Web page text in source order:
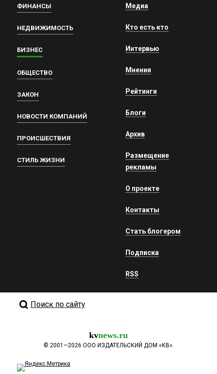
ФИНАНСЫ
НЕДВИЖИМОСТЬ
БИЗНЕС
ОБЩЕСТВО
ЗАКОН
НОВОСТИ КОМПАНИЙ
ПРОИСШЕСТВИЯ
СТИЛЬ ЖИЗНИ
Медиа
Кто есть кто
Интервью
Мнения
Рейтинги
Блоги
Архив
Размещение
рекламы
О проекте
Контакты
Стать блогером
Подписка
RSS
Поиск по сайту
kvnews.ru
© 2001—2026 ООО ИЗДАТЕЛЬСКИЙ ДОМ «КВ».